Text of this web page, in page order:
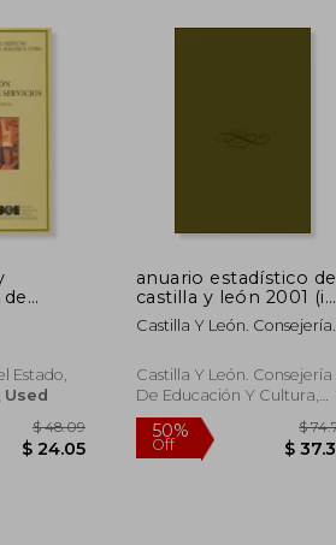
Estado,
Used
anuario estadístico de
castilla y león 2001 (in
Spanish)
Castilla Y León. Consejería
Dirección General De
Estadística
Castilla Y León. Consejería
De Educación Y Cultura,
New